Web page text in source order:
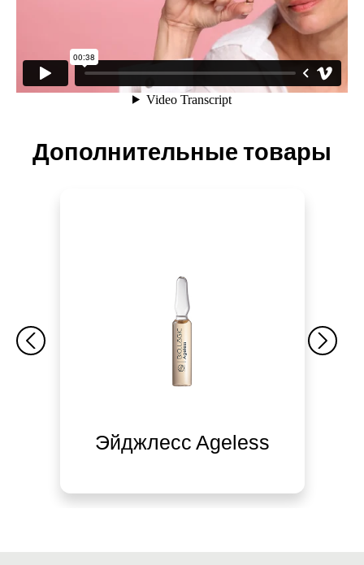
Дополнительные товары
Эйджлесс Ageless